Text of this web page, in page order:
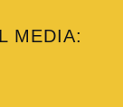
MEDIA: